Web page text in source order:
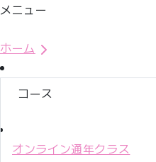
メニュー
ホーム
コース
オンライン通年クラス